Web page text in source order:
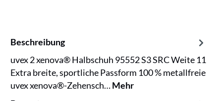
Beschreibung
uvex 2 xenova® Halbschuh 95552 S3 SRC Weite 11
Extra breite, sportliche Passform 100 % metallfreie
uvex xenova®-Zehensch…Mehr